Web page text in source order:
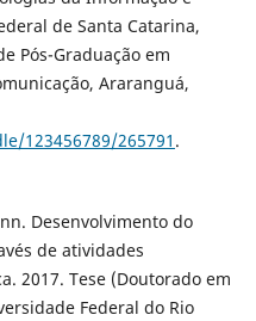
de Santa Catarina,
Pós-Graduação em
Araranguá,
123456789/265791 .
Desenvolvimento do
de atividades
2017. Tese (Doutorado em
Federal do Rio